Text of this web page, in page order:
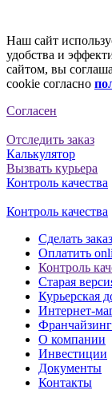
Наш сайт
удобства и
сайтом, вы
cookie согласно
Согласен
Отследить заказ
Калькулятор
Вызвать курьера
Контроль качества
Контроль качества
Сделать заказ
Оплатить
Контроль
Старая
Курьерская
Интернет-
Франчайзинг
О компании
Инвестиции
Документы
Контакты